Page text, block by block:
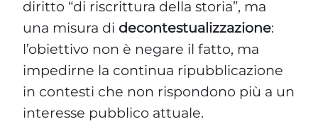
diritto “di riscrittura della storia”, ma
una misura di decontestualizzazione:
l’obiettivo non è negare il fatto, ma
impedirne la continua ripubblicazione
in contesti che non rispondono più a un
interesse pubblico attuale.